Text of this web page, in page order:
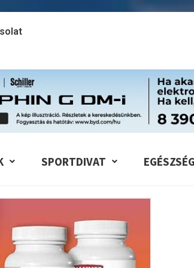
SPORTDIVAT EGÉSZSÉG